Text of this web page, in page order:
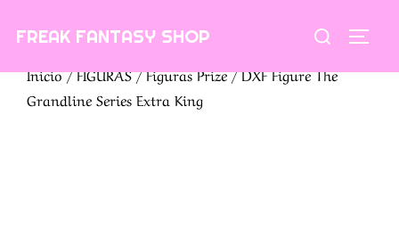
FREAK FANTASY SHOP Buscar:
Inicio/FIGURAS/Figuras Prize/ DXF Figure The
Grandline Series Extra King